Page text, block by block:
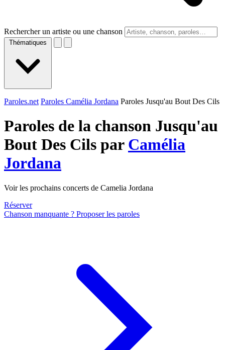
Rechercher un artiste ou une chanson
Thématiques
Paroles.net Paroles Camélia Jordana Paroles Jusqu'au Bout Des Cils
Paroles de la chanson Jusqu'au
Bout Des Cils par Camélia
Jordana
Voir les prochains concerts de Camelia Jordana
Réserver
Chanson manquante ? Proposer les paroles